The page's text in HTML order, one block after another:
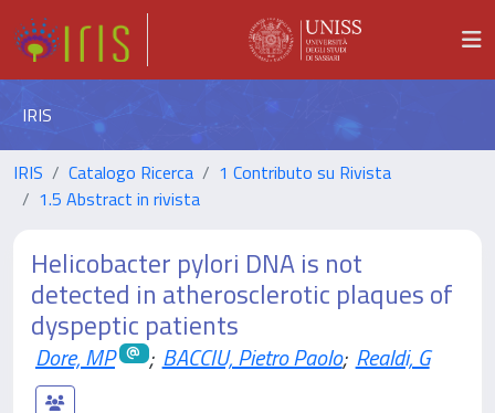
IRIS
IRIS Catalogo Ricerca
1 Contributo su Rivista
1.5 Abstract in rivista
Helicobacter pylori DNA is not
detected in atherosclerotic plaques of
dyspeptic patients
Dore, MP ; BACCIU, Pietro Paolo; Realdi, G